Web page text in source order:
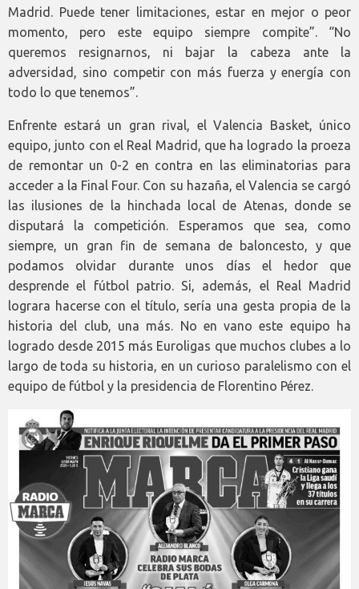
Madrid. Puede tener limitaciones, estar en mejor o peor
momento, pero este equipo siempre compite”. “No
queremos resignarnos, ni bajar la cabeza ante la
adversidad, sino competir con más fuerza y energía con
todo lo que tenemos”.
Enfrente estará un gran rival, el Valencia Basket, único
equipo, junto con el Real Madrid, que ha logrado la proeza
de remontar un 0-2 en contra en las eliminatorias para
acceder a la Final Four. Con su hazaña, el Valencia se cargó
las ilusiones de la hinchada local de Atenas, donde se
disputará la competición. Esperamos que sea, como
siempre, un gran fin de semana de baloncesto, y que
podamos olvidar durante unos días el hedor que
desprende el fútbol patrio. Si, además, el Real Madrid
lograra hacerse con el título, sería una gesta propia de la
historia del club, una más. No en vano este equipo ha
logrado desde 2015 más Euroligas que muchos clubes a lo
largo de toda su historia, en un curioso paralelismo con el
equipo de fútbol y la presidencia de Florentino Pérez.